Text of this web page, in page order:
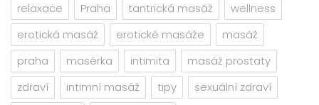
relaxace Praha tantrická masáž
wellness
erotická masáž
erotické masáže
masáž
praha
masérka intimita
masáž prostaty
zdraví
intimní masáž tipy
sexuální zdraví